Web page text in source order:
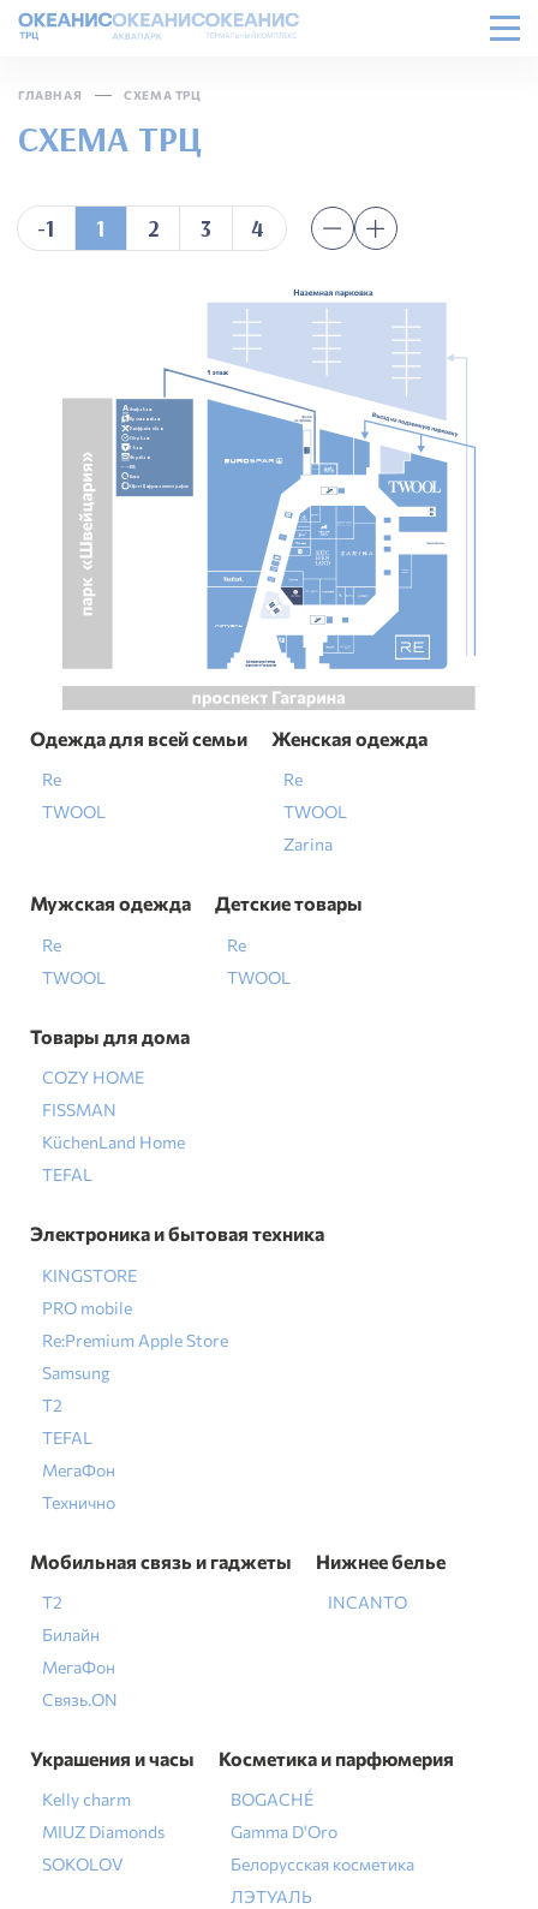
ГЛАВНАЯ СХЕМА ТРЦ
СХЕМА ТРЦ
4
3
2
1
-1
Альфа Банк
Промсвязьбанк
Райффайзен Банк
Сбер Банк
Т-Банк
Форабанк
ВТБ
Киви
Офсет Цифровая типография
Одежда для всей семьи
Re
TWOOL
Женская одежда
Re
TWOOL
Zarina
Мужская одежда
Re
TWOOL
Детские товары
Re
TWOOL
Товары для дома
COZY HOME
FISSMAN
KüchenLand Home
TEFAL
Электроника и бытовая техника
KINGSTORE
PRO mobile
Re:Premium Apple Store
Samsung
T2
TEFAL
МегаФон
Технично
Мобильная связь и гаджеты
T2
Билайн
МегаФон
Связь.ON
Нижнее белье
INCANTO
Украшения и часы
Kelly charm
MIUZ Diamonds
SOKOLOV
Косметика и парфюмерия
BOGACHÉ
Gamma D'Oro
Белорусская косметика
ЛЭТУАЛЬ